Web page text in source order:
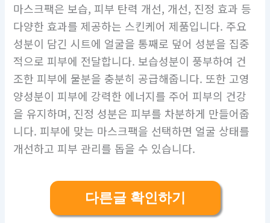
마스크팩은 보습, 피부 탄력 개선, 개선, 진정 효과 등
다양한 효과를 제공하는 스킨케어 제품입니다. 주요
성분이 담긴 시트에 얼굴을 통째로 덮어 성분을 집중
적으로 피부에 전달합니다. 보습성분이 풍부하여 건
조한 피부에 물분을 충분히 공급해줍니다. 또한 고영
양성분이 피부에 강력한 에너지를 주어 피부의 건강
을 유지하며, 진정 성분은 피부를 차분하게 만들어줍
니다. 피부에 맞는 마스크팩을 선택하면 얼굴 상태를
개선하고 피부 관리를 돕을 수 있습니다.
다른글 확인하기